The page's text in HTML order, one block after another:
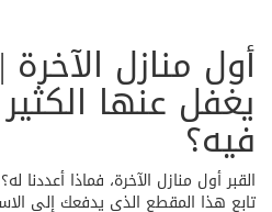
أول منازل
يغفل عنها
فيه؟
القبر أول منازل الآخرة، فماذا أعددنا
تابع هذا المقطع الذي يدفعك إلى